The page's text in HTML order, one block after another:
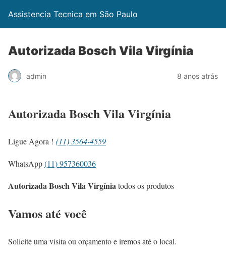
Assistencia Tecnica em São Paulo
Autorizada Bosch Vila Virgínia
admin 8 anos atrás
Autorizada Bosch Vila Virgínia
Ligue Agora ! (11) 3564-4559
WhatsApp(11) 957360036
Autorizada Bosch Vila Virgíniatodos os produtos
Vamos até você
Solicite uma visita ou orçamento e iremos até o local.